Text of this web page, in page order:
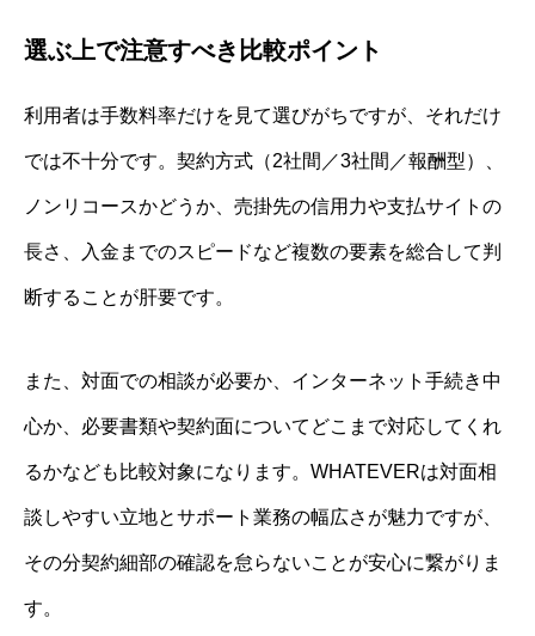
選ぶ上で注意すべき比較ポイント
利用者は手数料率だけを見て選びがちですが、それだけ
では不十分です。契約方式（2社間／3社間／報酬型）、
ノンリコースかどうか、売掛先の信用力や支払サイトの
長さ、入金までのスピードなど複数の要素を総合して判
断することが肝要です。
また、対面での相談が必要か、インターネット手続き中
心か、必要書類や契約面についてどこまで対応してくれ
るかなども比較対象になります。WHATEVERは対面相
談しやすい立地とサポート業務の幅広さが魅力ですが、
その分契約細部の確認を怠らないことが安心に繋がりま
す。